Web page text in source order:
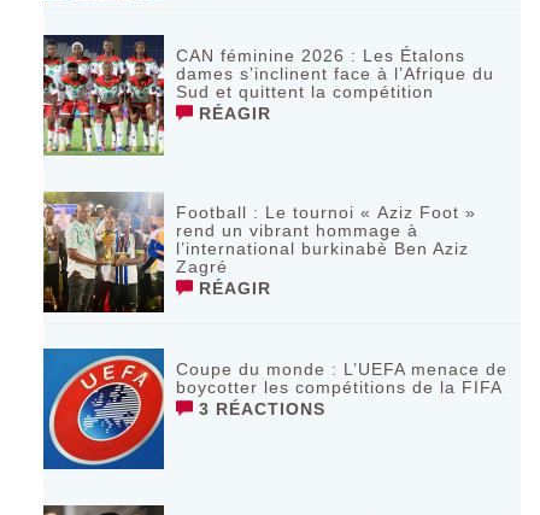
CAN féminine 2026 : Les Étalons
dames s’inclinent face à l’Afrique du
Sud et quittent la compétition
RÉAGIR
Football : Le tournoi « Aziz Foot »
rend un vibrant hommage à
l’international burkinabè Ben Aziz
Zagré
RÉAGIR
Coupe du monde : L’UEFA menace de
boycotter les compétitions de la FIFA
3 RÉACTIONS